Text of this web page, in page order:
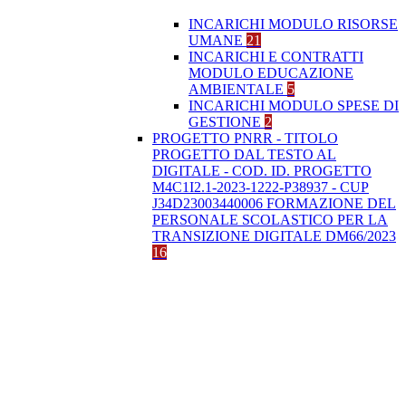
INCARICHI MODULO RISORSE
UMANE 21
INCARICHI E CONTRATTI
MODULO EDUCAZIONE
AMBIENTALE 5
INCARICHI MODULO SPESE DI
GESTIONE 2
PROGETTO PNRR - TITOLO
PROGETTO DAL TESTO AL
DIGITALE - COD. ID. PROGETTO
M4C1I2.1-2023-1222-P38937 - CUP
J34D23003440006 FORMAZIONE DEL
PERSONALE SCOLASTICO PER LA
TRANSIZIONE DIGITALE DM66/2023
16